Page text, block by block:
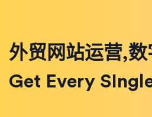
外贸网站运营,
Get Every